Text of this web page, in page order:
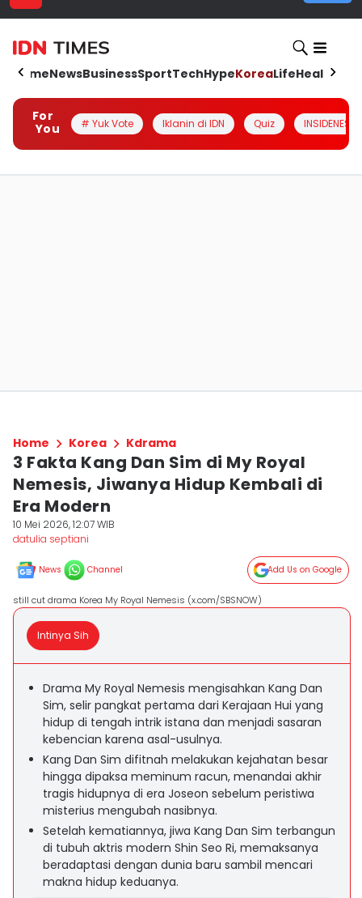
HomeNewsBusinessSportTechHypeKoreaLifeHealth
For
You
# Yuk Vote Iklanin di IDN Quiz INSIDENESIA
Home Korea Kdrama
3 Fakta Kang Dan Sim di My Royal
Nemesis, Jiwanya Hidup Kembali di
Era Modern
10 Mei 2026, 12:07 WIB
datulia septiani
News Channel Add Us on Google
still cut drama Korea My Royal Nemesis (x.com/SBSNOW)
Intinya Sih
Drama My Royal Nemesis mengisahkan Kang Dan
Sim, selir pangkat pertama dari Kerajaan Hui yang
hidup di tengah intrik istana dan menjadi sasaran
kebencian karena asal-usulnya.
Kang Dan Sim difitnah melakukan kejahatan besar
hingga dipaksa meminum racun, menandai akhir
tragis hidupnya di era Joseon sebelum peristiwa
misterius mengubah nasibnya.
Setelah kematiannya, jiwa Kang Dan Sim terbangun
di tubuh aktris modern Shin Seo Ri, memaksanya
beradaptasi dengan dunia baru sambil mencari
makna hidup keduanya.